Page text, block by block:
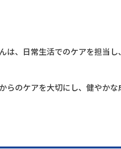
、日常生活でのケアを担当
のケアを大切にし、健やかな